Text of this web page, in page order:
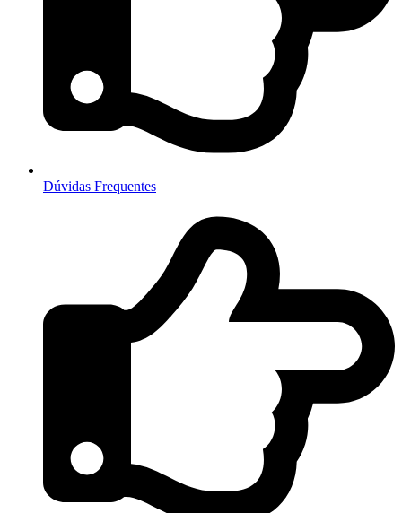
Dúvidas Frequentes